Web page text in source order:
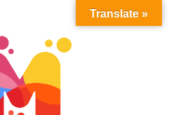
Translate »